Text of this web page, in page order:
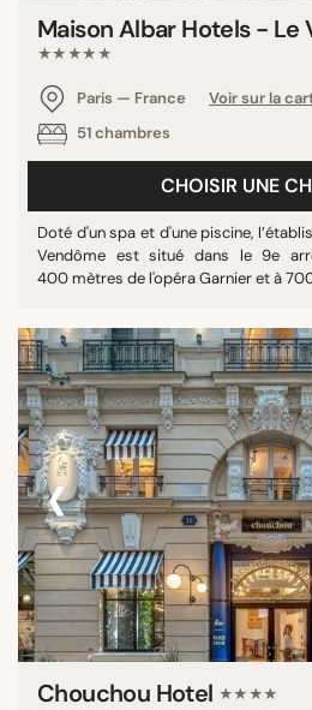
Maison Albar Hotels - Le
★★★★★
Paris — France
Voir sur la
51 chambres
CHOISIR UNE
Doté d'un spa et d'une piscine,
Vendôme est situé dans le 9e
400 mètres de l'opéra Garnier et à
‹
Chouchou Hotel ★★★★